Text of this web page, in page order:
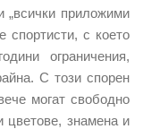
„всички приложими
спортисти, с което
ограничения,
С този спорен
могат свободно
цветове, знамена и